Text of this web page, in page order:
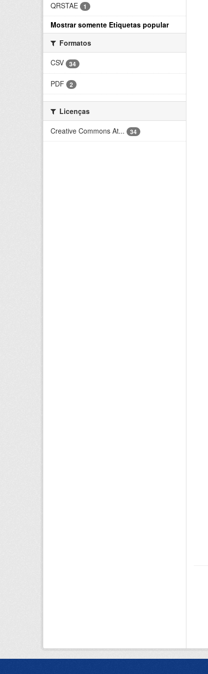
QRSTAE 1
Mostrar somente Etiquetas popular
Formatos
CSV
34
PDF 2
Licenças
Creative Commons At...
34